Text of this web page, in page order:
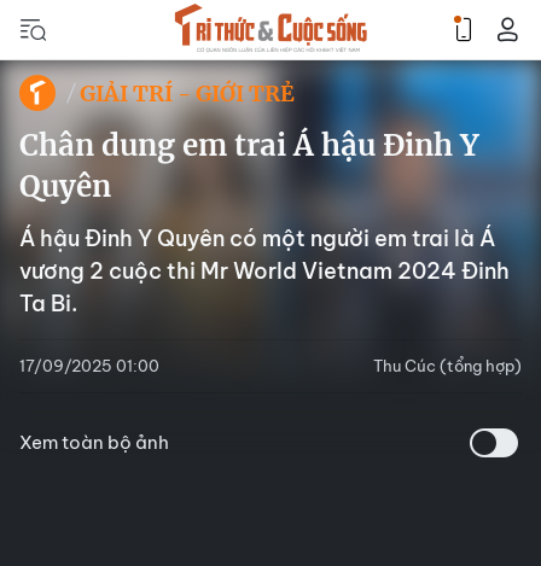
GIẢI TRÍ - GIỚI TRẺ
Chân dung em trai Á hậu Đinh Y
Quyên
Á hậu Đinh Y Quyên có một người em trai là Á
vương 2 cuộc thi Mr World Vietnam 2024 Đinh
Ta Bi.
17/09/2025 01:00 Thu Cúc (tổng hợp)
Xem toàn bộ ảnh